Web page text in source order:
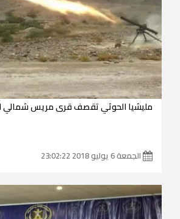
مليشيا الحوثي تقصف قرى مريس شمالي
الجمعة 6 يوليو 2018 23:02:22